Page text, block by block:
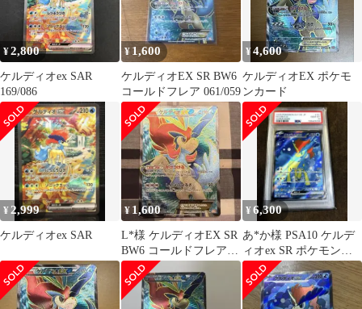
¥2,800
ケルディオex SAR
169/086
¥ 1,600
ケルディオEX SR BW6
コールドフレア 061/059
¥4,600
ケルディオEX ポケモ
ンカード
¥2,999
ケルディオex SAR
¥ 1,600
L*様 ケルディオEX SR
BW6 コールドフレア
061/059
¥6,300
あ*か様 PSA10 ケルデ
ィオex SR ポケモンカ
ード